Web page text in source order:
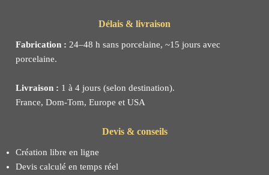
Délais & livraison
Fabrication : 24–48 h sans porcelaine, ~15 jours avec
porcelaine.
Livraison : 1 à 4 jours (selon destination).
France, Dom-Tom, Europe et USA
Devis & conseils
Création libre en ligne
Devis calculé en temps réel